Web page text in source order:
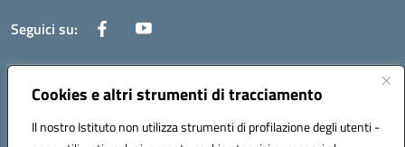
Cookies e altri strumenti di tracciamento
Il nostro Istituto non utilizza strumenti di profilazione degli utenti -
Seguici su:
Indirizzo:Via dei mille, 2 - 80011 Acerra (NA)
Posta elettronica certificata (PEC):naee10200g@pec.istruzione.it